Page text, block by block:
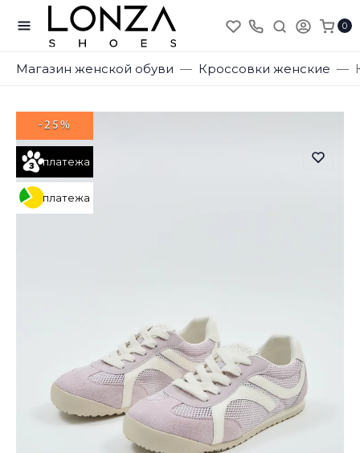
0
Магазин женской обуви Кроссовки женские
платежа
платежа
-25%